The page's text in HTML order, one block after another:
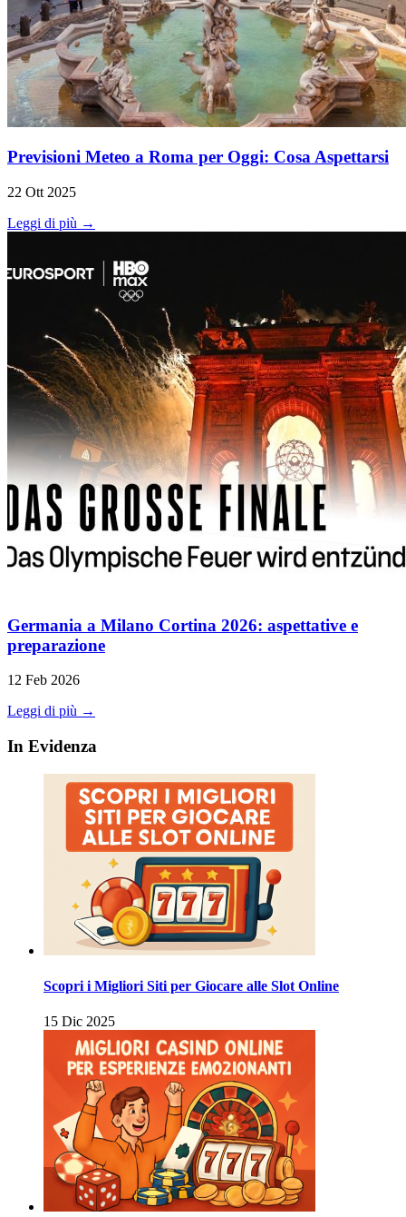
Previsioni Meteo a Roma per Oggi: Cosa Aspettarsi
22 Ott 2025
Leggi di più →
Germania a Milano Cortina 2026: aspettative e
preparazione
12 Feb 2026
Leggi di più →
In Evidenza
Scopri i Migliori Siti per Giocare alle Slot Online
15 Dic 2025